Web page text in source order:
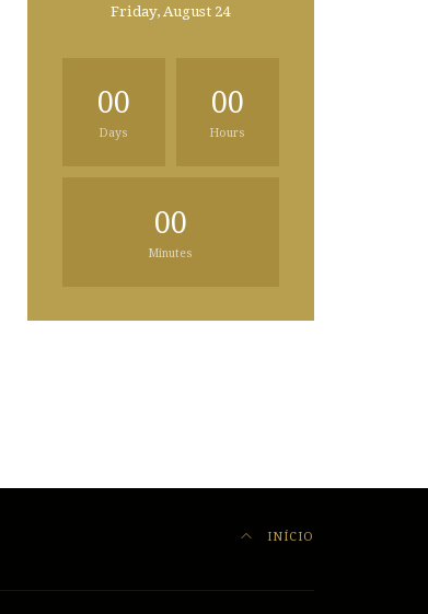
Friday, August 24
00
Days
00
Hours
00
Minutes
INÍCIO